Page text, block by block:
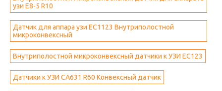
узи E8-5 R10
Датчик для аппара узи EC1123 Внутриполостной
микроконвексный
Внутриполостной микроконвексный датчики к УЗИ EC123
Датчики к УЗИ CA631 R60 Конвексный датчик